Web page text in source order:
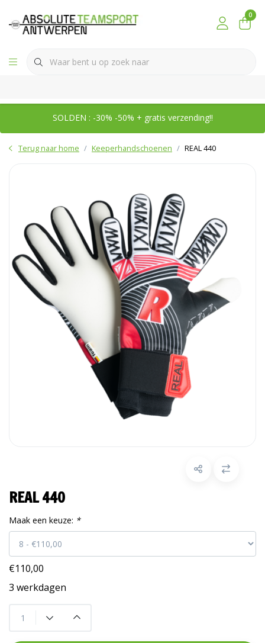
0
SOLDEN : -30% -50% + gratis verzending!!
Terug naar home Keeperhandschoenen REAL 440
REAL 440
Maak een keuze: *
€110,00
3 werkdagen